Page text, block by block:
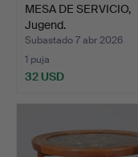
MESA DE SERVICIO,
Jugend.
Subastado 7 abr 2026
1 puja
32 USD